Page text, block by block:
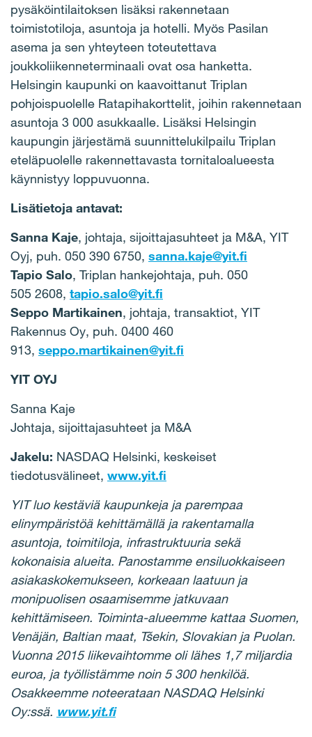
pysäköintilaitoksen lisäksi rakennetaan
toimistotiloja, asuntoja ja hotelli. Myös Pasilan
asema ja sen yhteyteen toteutettava
joukkoliikenneterminaali ovat osa hanketta.
Helsingin kaupunki on kaavoittanut Triplan
pohjoispuolelle Ratapihakorttelit, joihin rakennetaan
asuntoja 3 000 asukkaalle. Lisäksi Helsingin
kaupungin järjestämä suunnittelukilpailu Triplan
eteläpuolelle rakennettavasta tornitaloalueesta
käynnistyy loppuvuonna.
Lisätietoja antavat:
Sanna Kaje, johtaja, sijoittajasuhteet ja M&A, YIT
Oyj, puh. 050 390 6750, sanna.kaje@yit.fi
Tapio Salo, Triplan hankejohtaja, puh. 050
505 2608, tapio.salo@yit.fi
Seppo Martikainen, johtaja, transaktiot, YIT
Rakennus Oy, puh. 0400 460
913, seppo.martikainen@yit.fi
YIT OYJ
Sanna Kaje
Johtaja, sijoittajasuhteet ja M&A
Jakelu: NASDAQ Helsinki, keskeiset
tiedotusvälineet, www.yit.fi
YIT luo kestäviä kaupunkeja ja parempaa
elinympäristöä kehittämällä ja rakentamalla
asuntoja, toimitiloja, infrastruktuuria sekä
kokonaisia alueita. Panostamme ensiluokkaiseen
asiakaskokemukseen, korkeaan laatuun ja
monipuolisen osaamisemme jatkuvaan
kehittämiseen. Toiminta-alueemme kattaa Suomen,
Venäjän, Baltian maat, Tšekin, Slovakian ja Puolan.
Vuonna 2015 liikevaihtomme oli lähes 1,7 miljardia
euroa, ja työllistämme noin 5 300 henkilöä.
Osakkeemme noteerataan NASDAQ Helsinki
Oy:ssä. www.yit.fi